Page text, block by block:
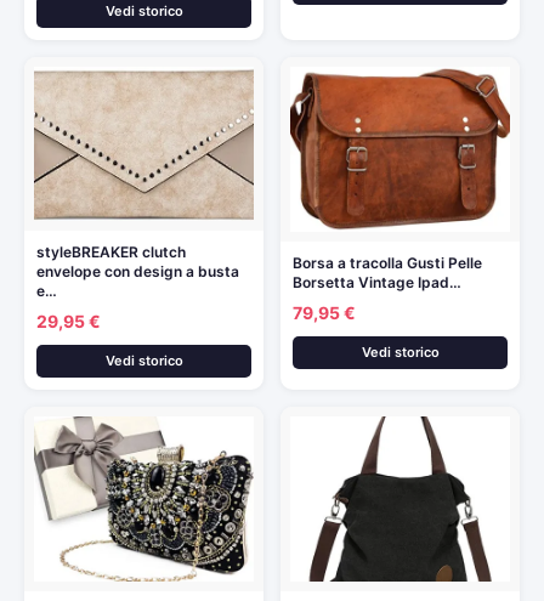
Vedi storico
styleBREAKER clutch
envelope con design a busta
e…
29,95 €
Vedi storico
Borsa a tracolla Gusti Pelle
Borsetta Vintage Ipad…
79,95 €
Vedi storico